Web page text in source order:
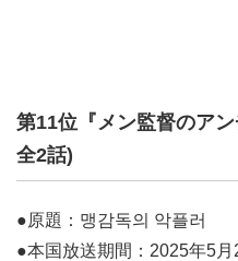
第11位『メン監督のア
全2話)
●原題：맹감독의 악플러
●本国放送期間：2025年5